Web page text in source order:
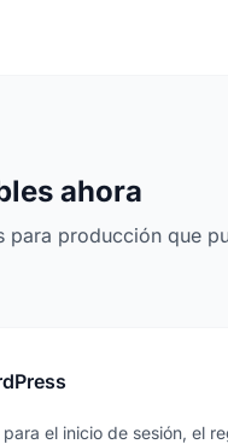
ahora
para producción que
para el inicio de sesión, el